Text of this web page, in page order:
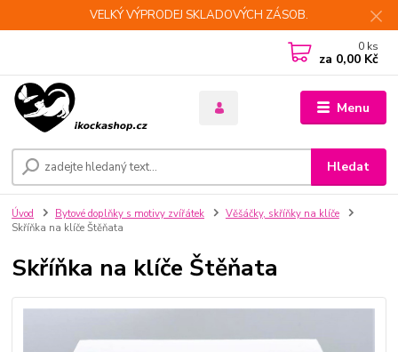
VELKÝ VÝPRODEJ SKLADOVÝCH ZÁSOB.
Menu
Hledat
0 ks
za 0,00 Kč
Úvod Bytové doplňky s motivy zvířátek
Věšáčky, skříňky na klíče
Skříňka na klíče Štěňata
Skříňka na klíče Štěňata